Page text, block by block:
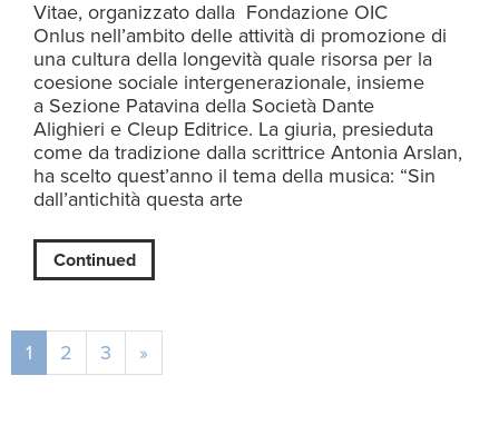
Vitae, organizzato dalla Fondazione OIC
Onlus nell’ambito delle attività di promozione di
una cultura della longevità quale risorsa per la
coesione sociale intergenerazionale, insieme
a Sezione Patavina della Società Dante
Alighieri e Cleup Editrice. La giuria, presieduta
come da tradizione dalla scrittrice Antonia Arslan,
ha scelto quest’anno il tema della musica: “Sin
dall’antichità questa arte
Continued
1 2 3 »